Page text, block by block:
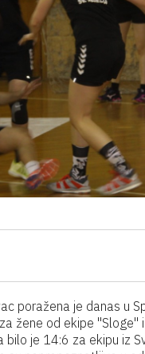
poražena je danas u
žene od ekipe "Sloge"
je 14:6 za ekipu iz